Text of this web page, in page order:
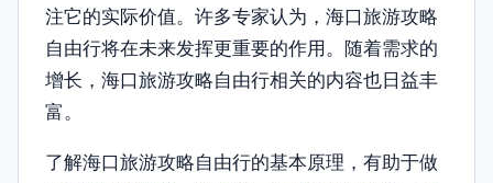
注它的实际价值。许多专家认为，海口旅游攻略
自由行将在未来发挥更重要的作用。随着需求的
增长，海口旅游攻略自由行相关的内容也日益丰
富。
了解海口旅游攻略自由行的基本原理，有助于做